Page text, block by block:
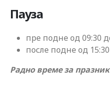
Пауза
пре подне од 09:30
после подне од
Радно време за